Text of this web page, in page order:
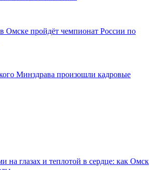
Омске пройдёт чемпионат России по
Минздрава произошли кадровые
на глазах и теплотой в сердце: как Омск